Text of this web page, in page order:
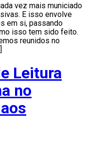
vez mais municiado
E isso envolve
em si, passando
isso tem sido feito.
reunidos no
Leitura
no